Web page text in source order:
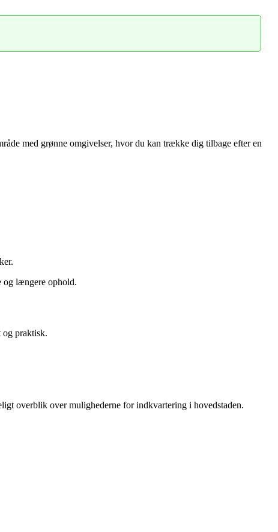
med grønne omgivelser, hvor du kan trække dig tilbage efter en
og længere ophold.
og praktisk.
overblik over mulighederne for indkvartering i hovedstaden.